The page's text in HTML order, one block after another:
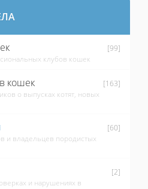
[99]
клубов кошек
кошек
[163]
о выпусках котят, новых
[60]
и владельцев породистых
[2]
и нарушениях в